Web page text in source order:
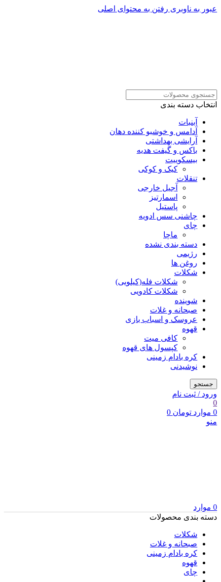
عبور به ناوبری رفتن به محتوای اصلی
انتخاب دسته بندی
آبنبات
آدامس و خوشبو کننده دهان
آرایشی بهداشتی
باکس و گیفت هدیه
بیسکوییت
کیک و کوکی
تنقلات
آجیل خارجی
اسمارتیز
پاستیل
چاشنی سس ادویه
چای
ماچا
دسته بندی نشده
رژیمی
روغن ها
شکلات
شکلات فله(کیلویی)
شکلات کادویی
شوینده
صبحانه و غلات
عروسک و اسباب بازی
قهوه
کافی میت
کپسول های قهوه
کره بادام زمینی
نوشیدنی
جستجو
ورود / ثبت نام
0
0 موارد تومان
منو
0 موارد
دسته بندی محصولات
شکلات
صبحانه و غلات
کره بادام زمینی
قهوه
چای